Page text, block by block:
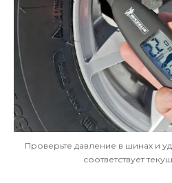
Проверьте давление в шинах и
соответствует